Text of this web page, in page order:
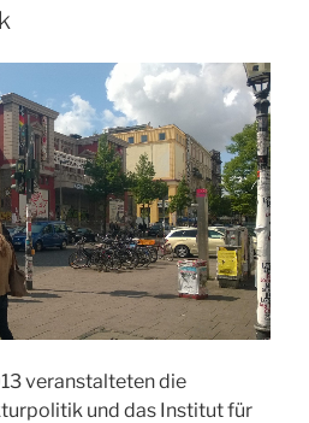
veranstalteten die
und das Institut für